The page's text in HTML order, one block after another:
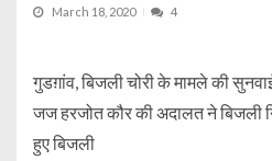
March 18, 2020 4
गुडग़ांव, बिजली चोरी के मामले की
जज हरजोत कौर की अदालत ने बिजली
हुए बिजली